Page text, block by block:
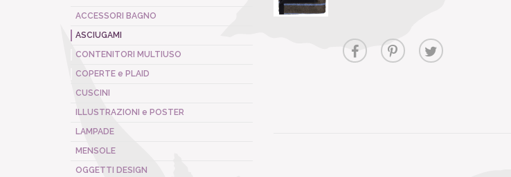
ACCESSORI BAGNO
ASCIUGAMI
CONTENITORI MULTIUSO
COPERTE e PLAID
CUSCINI
ILLUSTRAZIONI e POSTER
LAMPADE
MENSOLE
OGGETTI DESIGN